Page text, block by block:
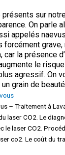
sur
On parle
appelés
forcément
car la présence
le
agressif. On
grain de